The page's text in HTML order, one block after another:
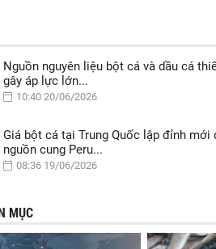
Nguồn nguyên liệu bột cá và dầu cá
gây áp lực lớn...
10:40 20/06/2026
Giá bột cá tại Trung Quốc lập đỉnh mới
nguồn cung Peru...
08:36 19/06/2026
MỤC